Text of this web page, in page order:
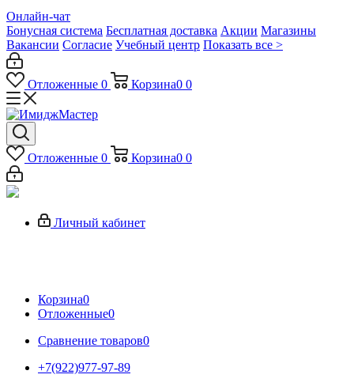
Онлайн-чат
Бонусная система Бесплатная доставка Акции Магазины
Вакансии Согласие Учебный центр Показать все >
Отложенные 0 Корзина0 0
Отложенные 0 Корзина0 0
Личный кабинет
Корзина0
Отложенные0
Сравнение товаров0
+7(922)977-97-89